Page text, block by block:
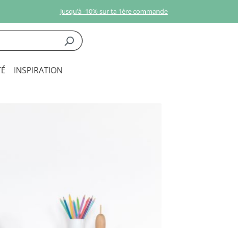
Jusqu’à -10% sur ta 1ère commande
INSPIRATION